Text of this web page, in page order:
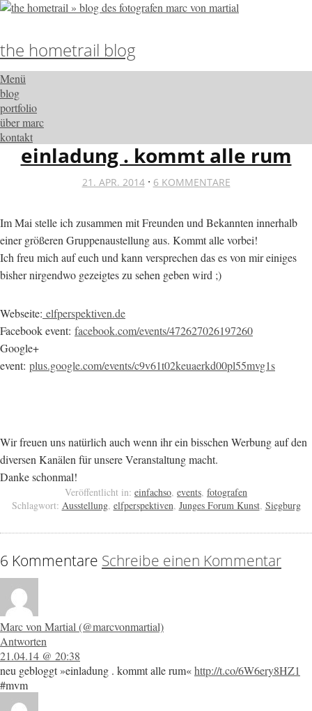
the hometrail blog
Menü
blog
portfolio
über marc
kontakt
einladung . kommt alle rum
21. APR. 2014· 6 KOMMENTARE
Im Mai stelle ich zusammen mit Freunden und Bekannten innerhalb
einer größeren Gruppenaustellung aus. Kommt alle vorbei!
Ich freu mich auf euch und kann versprechen das es von mir einiges
bisher nirgendwo gezeigtes zu sehen geben wird ;)
Webseite: elfperspektiven.de
Facebook event: facebook.com/events/472627026197260
Google+
event: plus.google.com/events/c9v61t02keuaerkd00pl55mvg1s
Wir freuen uns natürlich auch wenn ihr ein bisschen Werbung auf den
diversen Kanälen für unsere Veranstaltung macht.
Danke schonmal!
Veröffentlicht in: einfachso, events, fotografen
Schlagwort: Ausstellung, elfperspektiven, Junges Forum Kunst, Siegburg
6 Kommentare Schreibe einen Kommentar
Marc von Martial (@marcvonmartial)
Antworten
21.04.14 @ 20:38
neu gebloggt »einladung . kommt alle rum«http://t.co/6W6ery8HZ1
#mvm